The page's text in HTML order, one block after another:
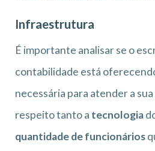
Infraestrutura
É importante analisar se o
contabilidade está
necessária para atender a
respeito tanto a tecnologia
quantidade de funcionários